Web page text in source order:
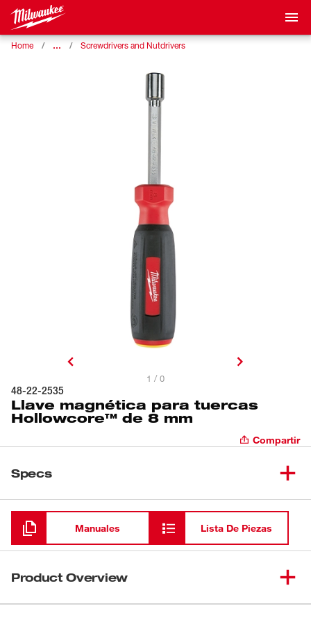
Home … Screwdrivers and Nutdrivers
1 / 0
48-22-2535
Llave magnética para tuercas
Hollowcore™ de 8 mm
Compartir
Specs
Cargando
Manuales Lista De Piezas
Product Overview